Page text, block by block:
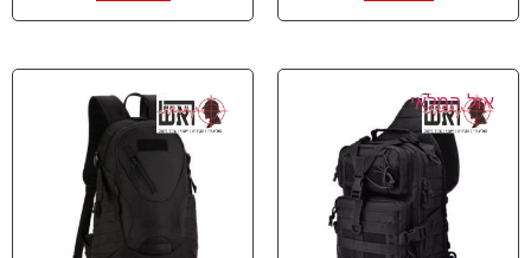
אזל המלאי